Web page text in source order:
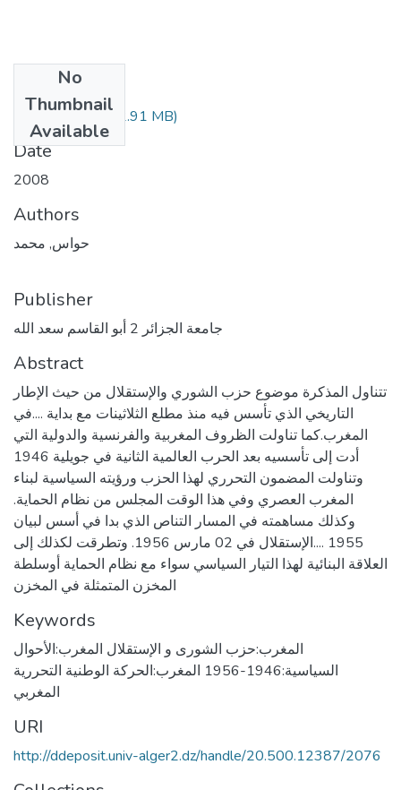
No
Thumbnail
Available
حواس محمد.pdf (2.91 MB)
Date
2008
Authors
حواس, محمد
Publisher
جامعة الجزائر 2 أبو القاسم سعد الله
Abstract
تتناول المذكرة موضوع حزب الشوري والإستقلال من حيث الإطار
التاريخي الذي تأسس فيه منذ مطلع الثلاثينات مع بداية ....في
المغرب.كما تناولت الظروف المغربية والفرنسية والدولية التي
أدت إلى تأسسيه بعد الحرب العالمية الثانية في جويلية 1946
وتناولت المضمون التحرري لهذا الحزب ورؤيته السياسية لبناء
المغرب العصري وفي هذا الوقت المجلس من نظام الحماية.
وكذلك مساهمته في المسار التناص الذي بدا في أسس لبيان
1955 ....الإستقلال في 02 مارس 1956. وتطرقت لكذلك إلى
العلاقة البنائية لهذا التيار السياسي سواء مع نظام الحماية أوسلطة
المخزن المتمثلة في المخزن
Keywords
المغرب:حزب الشورى و الإستقلال المغرب:الأحوال
السياسية:1946-1956 المغرب:الحركة الوطنية التحررية
المغربي
URI
http://ddeposit.univ-alger2.dz/handle/20.500.12387/2076